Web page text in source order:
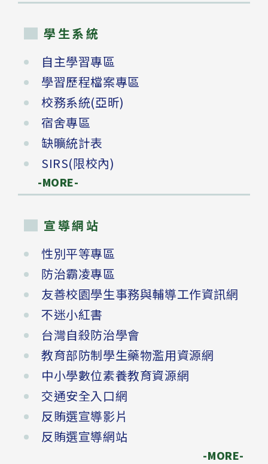
學生系統
自主學習專區
學習歷程檔案專區
校務系統(亞昕)
宿舍專區
缺曠統計表
SIRS(限校內)
-MORE-
宣導網站
性別平等專區
防治霸凌專區
友善校園學生事務與輔導工作資訊網
不迷小紅書
台灣自殺防治學會
教育部防制學生藥物濫用資源網
中小學數位素養教育資源網
交通安全入口網
反賄選宣導影片
反賄選宣導網站
-MORE-